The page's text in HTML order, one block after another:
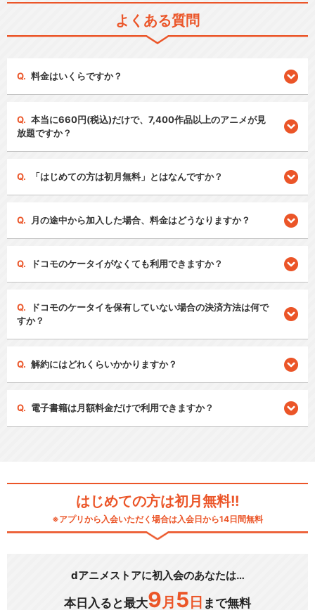
よくある質問
料金はいくらですか？
本当に660円(税込)だけで、7,400作品以上のアニメが見
放題ですか？
「はじめての方は初月無料」とはなんですか？
月の途中から加入した場合、料金はどうなりますか？
ドコモのケータイがなくても利用できますか？
ドコモのケータイを保有していない場合の決済方法は何で
すか？
解約にはどれくらいかかりますか？
電子書籍は月額料金だけで利用できますか？
はじめての方は初月無料!!
※アプリから入会いただく場合は入会日から14日間無料
dアニメストアに初入会のあなたは…
本日入ると最大9 月 5 日 まで無料